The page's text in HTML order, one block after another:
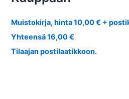
Muistokirja, hinta 10,00 € +
Yhteensä 16,00 €
Tilaajan postilaatikkoon.